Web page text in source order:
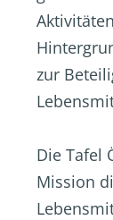
zur
Die Tafel
Mission